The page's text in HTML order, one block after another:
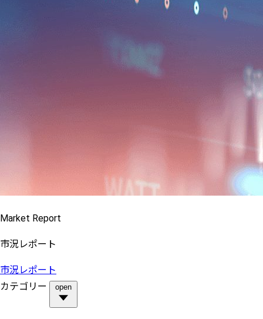
Market Report
市況レポート
市況レポート
カテゴリー
open